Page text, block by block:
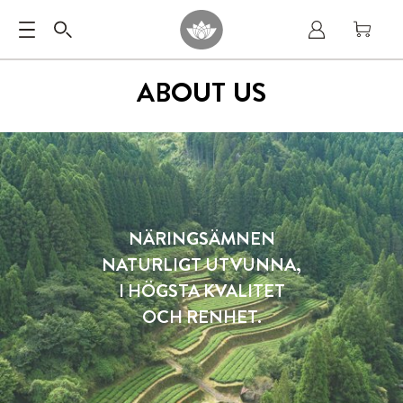
ABOUT US
NÄRINGSÄMNEN
NATURLIGT UTVUNNA,
I HÖGSTA KVALITET
OCH RENHET.